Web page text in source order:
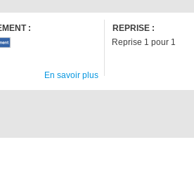
:
En savoir plus
REPRISE :
Reprise 1 pour 1